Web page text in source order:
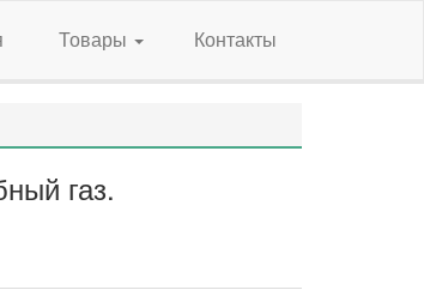
Товары Контакты
газ.